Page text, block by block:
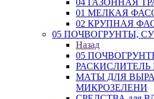
04 ГАЗОННАЯ
01 МЕЛКАЯ
02 КРУПНАЯ
05 ПОЧВОГРУНТЫ,
Назад
05
МАТЫ ДЛЯ
МИКРОЗЕЛЕНИ